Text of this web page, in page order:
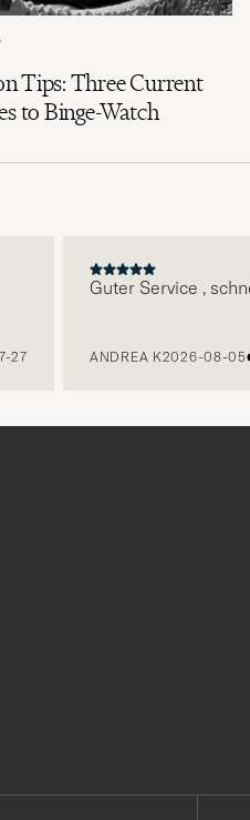
Tips: Three Current
to Binge-Watch
Guter Service ,
ANDREA K2026-08-05